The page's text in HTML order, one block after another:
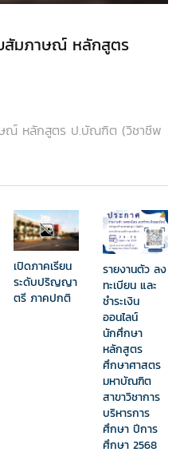
สัมภาษณ์ หลักสูตร
ษณ์ หลักสูตร ป.บัณฑิต (วิชาชีพ
เปิดภาคเรียน
ระดับปริญญา
ตรี ภาคปกติ
รายงานตัว ลง
ทะเบียน และ
ชำระเงิน
ออนไลน์
นักศึกษา
หลักสูตร
ศึกษาศาสตร
มหาบัณฑิต
สาขาวิชาการ
บริหารการ
ศึกษา ปีการ
ศึกษา 2568